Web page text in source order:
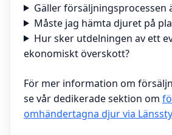
Gäller försäljningsprocessen
Måste jag hämta djuret på
Hur sker utdelningen av ett
ekonomiskt överskott?
För mer information om
se vår dedikerade sektion om
omhändertagna djur via